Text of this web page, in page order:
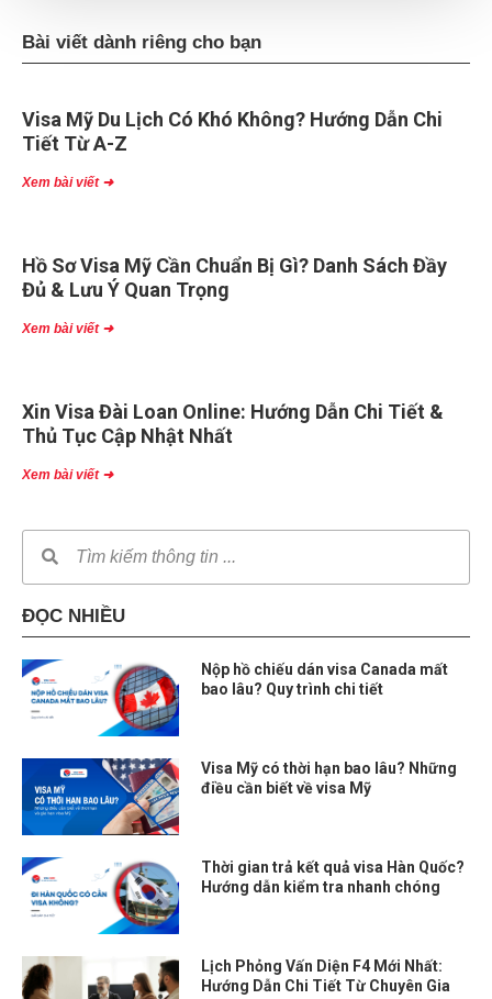
Bài viết dành riêng cho bạn
Visa Mỹ Du Lịch Có Khó Không? Hướng Dẫn Chi
Tiết Từ A-Z
Xem bài viết ➜
Hồ Sơ Visa Mỹ Cần Chuẩn Bị Gì? Danh Sách Đầy
Đủ & Lưu Ý Quan Trọng
Xem bài viết ➜
Xin Visa Đài Loan Online: Hướng Dẫn Chi Tiết &
Thủ Tục Cập Nhật Nhất
Xem bài viết ➜
ĐỌC NHIỀU
Nộp hồ chiếu dán visa Canada mất
bao lâu? Quy trình chi tiết
Visa Mỹ có thời hạn bao lâu? Những
điều cần biết về visa Mỹ
Thời gian trả kết quả visa Hàn Quốc?
Hướng dẫn kiểm tra nhanh chóng
Lịch Phỏng Vấn Diện F4 Mới Nhất:
Hướng Dẫn Chi Tiết Từ Chuyên Gia